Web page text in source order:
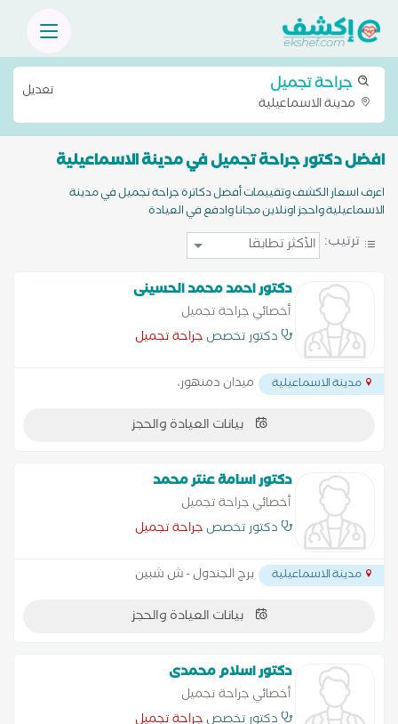
جراحة تجميل
مدينة الاسماعيلية
تعديل
افضل دكتور جراحة تجميل في مدينة الاسماعيلية
اعرف اسعار الكشف وتقييمات أفضل دكاترة جراحة تجميل في مدينة
الاسماعيلية واحجز اونلاين مجانا وادفع في العيادة
ترتيب:
دكتور احمد محمد الحسينى
أخصائي جراحة تجميل
دكتور تخصص جراحة تجميل
مدينة الاسماعيلية ميدان دمنهور،
بيانات العيادة والحجز
دكتور اسامة عنتر محمد
أخصائي جراحة تجميل
دكتور تخصص جراحة تجميل
مدينة الاسماعيلية برج الجندول - ش شبين
بيانات العيادة والحجز
دكتور اسلام محمدى
أخصائي جراحة تجميل